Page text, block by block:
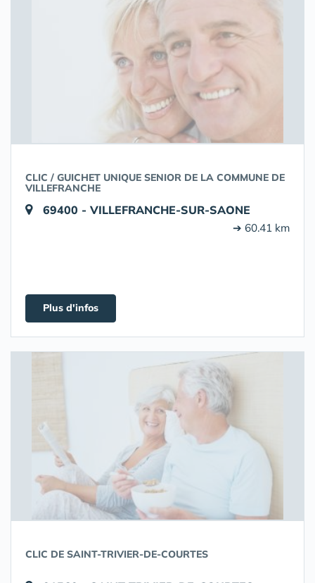
CLIC / GUICHET UNIQUE SENIOR DE LA COMMUNE DE
VILLEFRANCHE
69400 - VILLEFRANCHE-SUR-SAONE
➔ 60.41 km
Plus d'infos
CLIC DE SAINT-TRIVIER-DE-COURTES